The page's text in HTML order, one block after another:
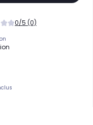
0/5 (0)